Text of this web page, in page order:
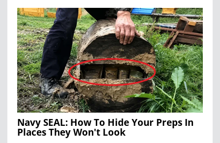
Navy SEAL: How To Hide Your Preps In
Places They Won't Look